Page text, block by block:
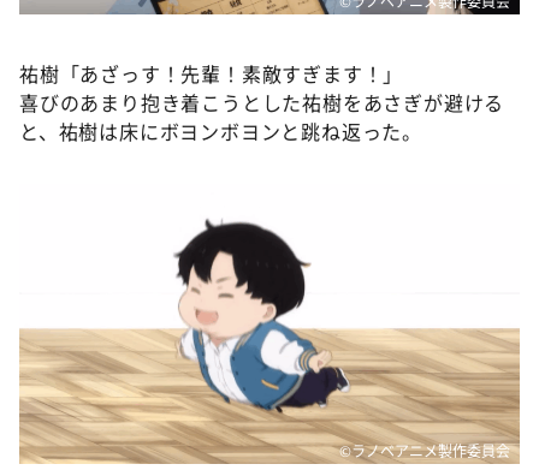
祐樹「あざっす！先輩！素敵すぎます！」
喜びのあまり抱き着こうとした祐樹をあさぎが避ける
と、祐樹は床にボヨンボヨンと跳ね返った。
©ラノベアニメ製作委員会